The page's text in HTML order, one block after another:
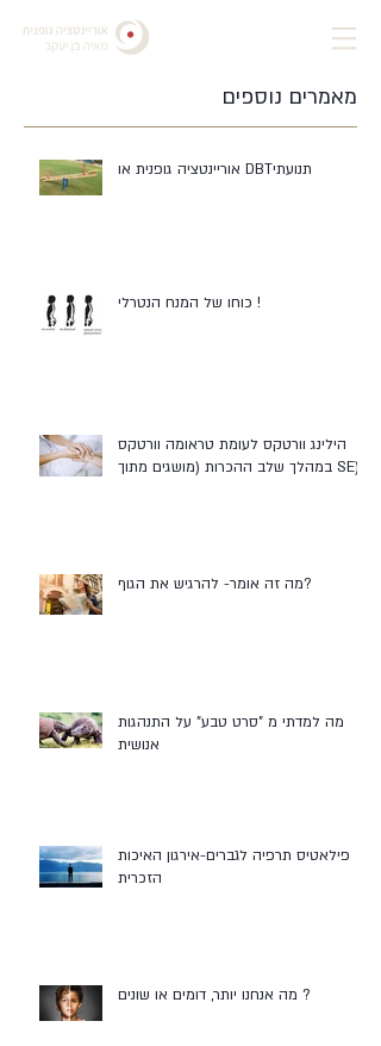
מאמרים נוספים
אוריינטציה גופנית או DBTתנועתי
כוחו של המנח הנטרלי !
הילינג וורטקס לעומת טראומה וורטקס
במהלך שלב ההכרות (מושגים מתוך SE)
מה זה אומר- להרגיש את הגוף?
מה למדתי מ "סרט טבע" על התנהגות
אנושית
פילאטיס תרפיה לגברים-אירגון האיכות
הזכרית
מה אנחנו יותר, דומים או שונים ?